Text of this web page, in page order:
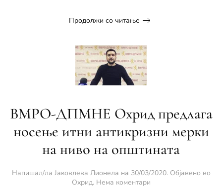
Продолжи со читање
ВМРО-ДПМНЕ Охрид предлага
носење итни антикризни мерки
на ниво на општината
Напишал/ла Јаковлева Лионела на 30/03/2020. Објавено во
Охрид. Нема коментариза